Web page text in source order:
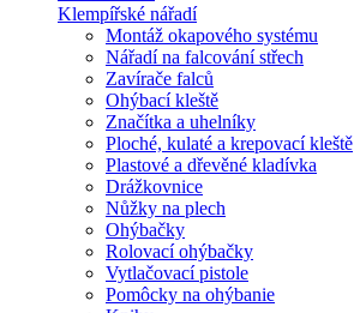
Klempířské nářadí
Montáž okapového systému
Nářadí na falcování střech
Zavírače falců
Ohýbací kleště
Značítka a uhelníky
Ploché, kulaté a krepovací kleště
Plastové a dřevěné kladívka
Drážkovnice
Nůžky na plech
Ohýbačky
Rolovací ohýbačky
Vytlačovací pistole
Pomôcky na ohýbanie